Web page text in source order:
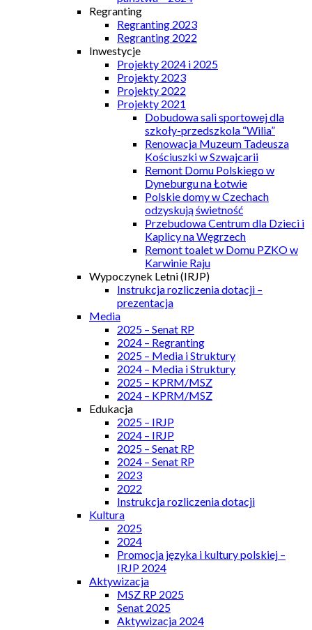
Regranting
Regranting 2023
Regranting 2022
Inwestycje
Projekty 2024 i 2025
Projekty 2023
Projekty 2022
Projekty 2021
Dobudowa sali sportowej dla
szkoły-przedszkola “Wilia”
Renowacja Muzeum Tadeusza
Kościuszki w Szwajcarii
Remont Domu Polskiego w
Dyneburgu na Łotwie
Polskie domy w Czechach
odzyskują świetność
Przebudowa Centrum dla Dzieci i
Kaplicy na Węgrzech
Remont toalet w Domu PZKO w
Karwinie Raju
Wypoczynek Letni (IRJP)
Instrukcja rozliczenia dotacji –
prezentacja
Media
2025 – Senat RP
2024 – Regranting
2025 – Media i Struktury
2024 – Media i Struktury
2025 – KPRM/MSZ
2024 – KPRM/MSZ
Edukacja
2025 – IRJP
2024 – IRJP
2025 – Senat RP
2024 – Senat RP
2023
2022
Instrukcja rozliczenia dotacji
Kultura
2025
2024
Promocja języka i kultury polskiej –
IRJP 2024
Aktywizacja
MSZ RP 2025
Senat 2025
Aktywizacja 2024